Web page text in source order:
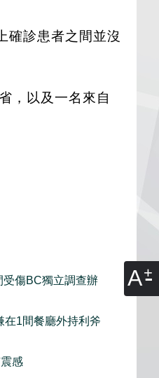
A
確診患者之間並沒
，以及一名來自
受傷BC獨立調查辦
在1間餐廳外持利斧
感